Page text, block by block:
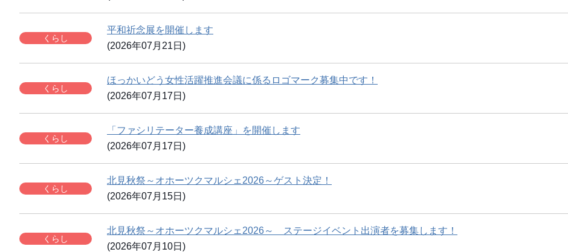
くらし
平和祈念展を開催します
(2026年07月21日)
くらし
ほっかいどう女性活躍推進会議に係るロゴマーク募集中です！
(2026年07月17日)
くらし
「ファシリテーター養成講座」を開催します
(2026年07月17日)
くらし
北見秋祭～オホーツクマルシェ2026～ゲスト決定！
(2026年07月15日)
くらし
北見秋祭～オホーツクマルシェ2026～ ステージイベント出演者を募集します！
(2026年07月10日)